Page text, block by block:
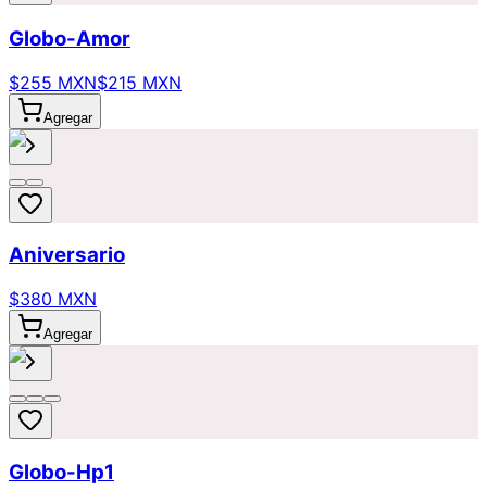
Globo-Amor
$255 MXN$215 MXN
Agregar
Aniversario
$380 MXN
Agregar
Globo-Hp1